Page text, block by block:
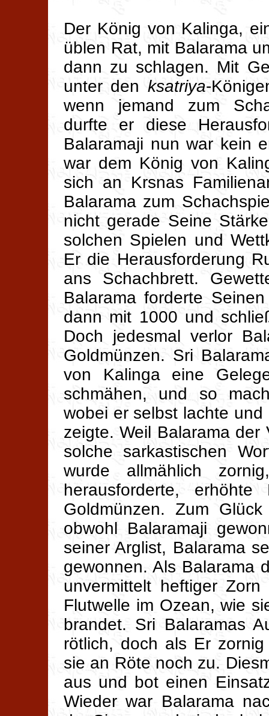
Der König von Kalinga,
üblen Rat, mit Balarama
dann zu schlagen. Mit
unter den ksatriya-
wenn jemand zum
durfte er diese
Balaramaji nun war kein
war dem König von
sich an Krsnas
Balarama zum
nicht gerade Seine
solchen Spielen und
Er die Herausforderung
ans Schachbrett.
Balarama forderte
dann mit 1000 und
Doch jedesmal verlor
Goldmünzen. Sri
von Kalinga eine
schmähen, und so
wobei er selbst lachte
zeigte. Weil Balarama der
solche sarkastischen
wurde allmählich
herausforderte,
Goldmünzen. Zum
obwohl Balaramaji
seiner Arglist, Balarama
gewonnen. Als Balarama
unvermittelt heftiger
Flutwelle im Ozean, wie
brandet. Sri Balaramas
rötlich, doch als Er
sie an Röte noch zu.
aus und bot einen
Wieder war Balarama